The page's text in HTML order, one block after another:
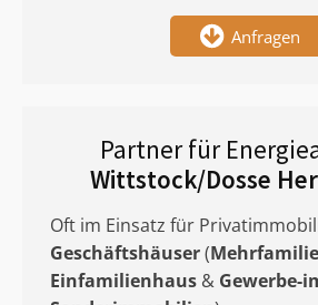
Anfragen
Partner für
Wittstock/Dosse
Oft im Einsatz für
Geschäftshäuser(
Einfamilienhaus & Gewerbe-